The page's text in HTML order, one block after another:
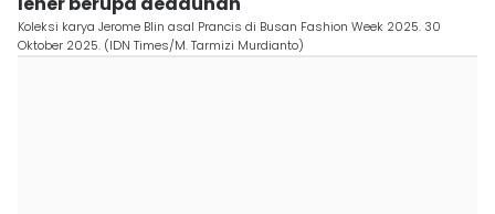
Koleksi karya Jerome Blin asal Prancis di Busan Fashion Week 2025. 30
Oktober 2025. (IDN Times/M. Tarmizi Murdianto)